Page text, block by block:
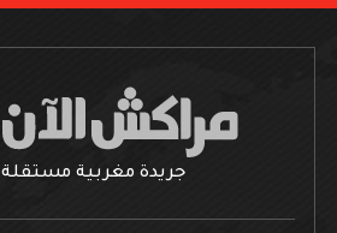
جريدة مغربية مستقلة